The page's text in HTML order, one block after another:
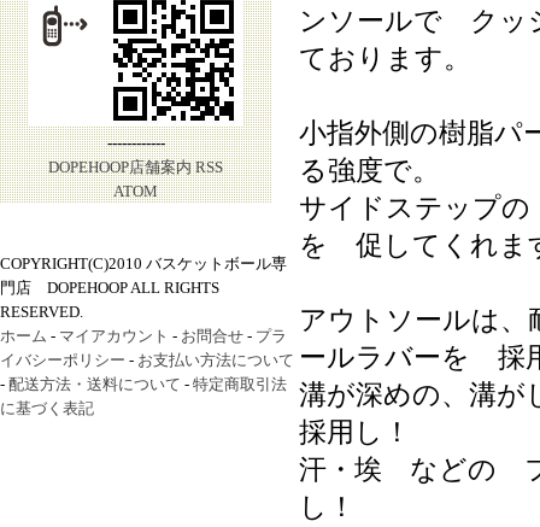
------------
DOPEHOOP店舗案内 RSS
ATOM
ンソールで クッ
ております。
小指外側の樹脂
る強度で。
サイドステップ
を 促してくれま
アウトソールは
ールラバーを 採
溝が深めの、溝
採用し！
汗・埃 などの
し！
COPYRIGHT(C)2010 バスケットボール専
門店 DOPEHOOP ALL RIGHTS
RESERVED.
ホーム - マイアカウント - お問合せ - プラ
イバシーポリシー - お支払い方法について
- 配送方法・送料について - 特定商取引法
に基づく表記